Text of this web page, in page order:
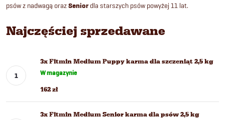
psów z nadwagą orazSeniordla starszych psów powyżej 11 lat.
Najczęściej sprzedawane
3x Fitmin Medium Puppy karma dla szczeniąt 2,5 kg
W magazynie
162 zł
3x Fitmin Medium Senior karma dla psów 2,5 kg